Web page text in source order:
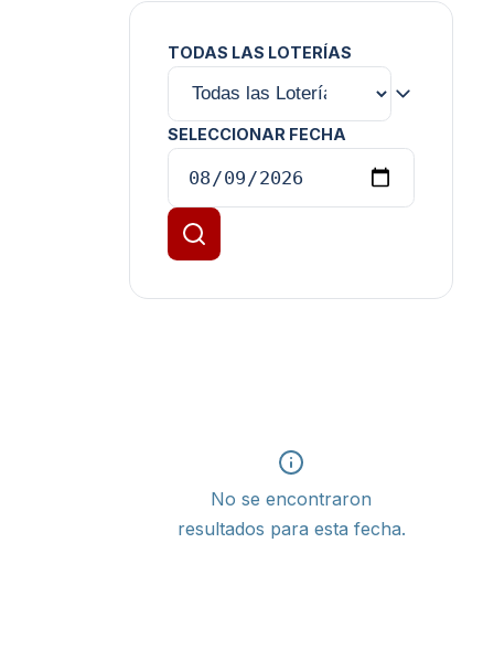
TODAS LAS LOTERÍAS
SELECCIONAR FECHA
No se encontraron
resultados para esta fecha.